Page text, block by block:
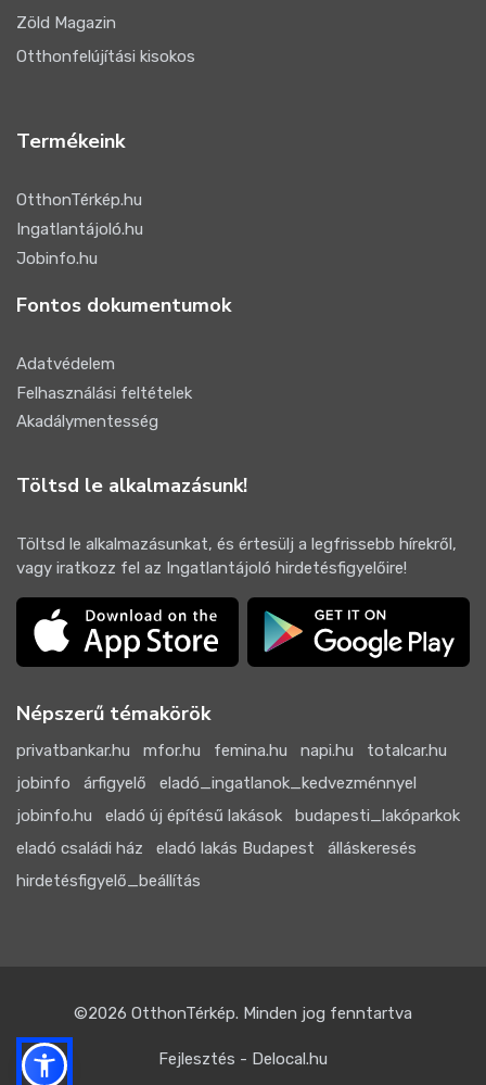
Zöld Magazin
Otthonfelújítási kisokos
Termékeink
OtthonTérkép.hu
Ingatlantájoló.hu
Jobinfo.hu
Fontos dokumentumok
Adatvédelem
Felhasználási feltételek
Akadálymentesség
Töltsd le alkalmazásunk!
Töltsd le alkalmazásunkat, és értesülj a legfrissebb hírekről,
vagy iratkozz fel az Ingatlantájoló hirdetésfigyelőire!
Népszerű témakörök
privatbankar.hu mfor.hu femina.hu napi.hu
totalcar.hu
jobinfo
árfigyelő
eladó_ingatlanok_kedvezménnyel
jobinfo.hu
eladó új építésű lakások
budapesti_lakóparkok
eladó családi ház
eladó lakás Budapest
álláskeresés
hirdetésfigyelő_beállítás
©2026 OtthonTérkép. Minden jog fenntartva
Fejlesztés - Delocal.hu